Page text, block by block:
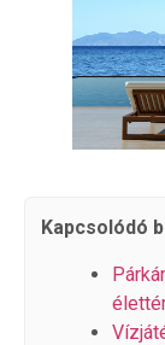
Kapcsolódó